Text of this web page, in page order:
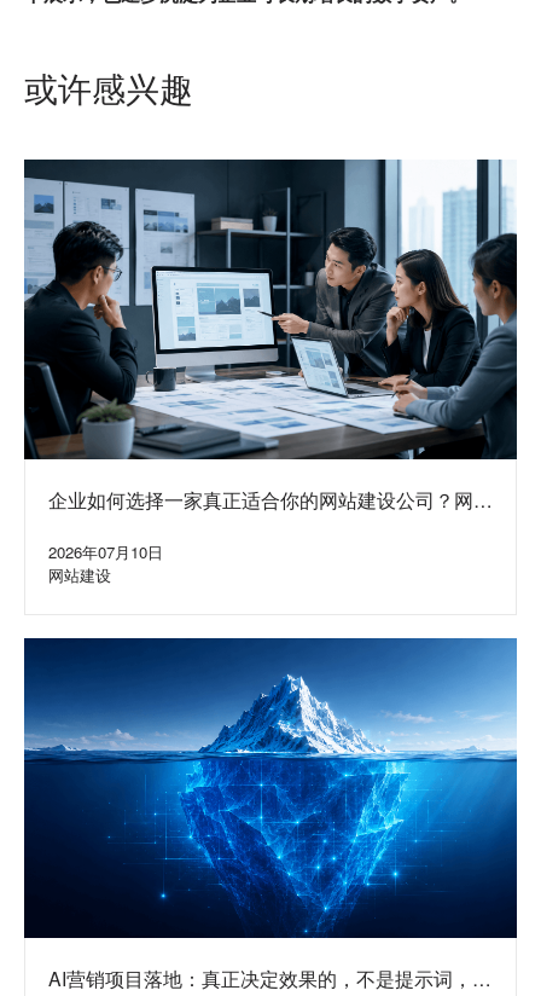
或许感兴趣
企业如何选择一家真正适合你的网站建设公司？网站
2026年07月10日
网站建设
AI营销项目落地：真正决定效果的，不是提示词，而